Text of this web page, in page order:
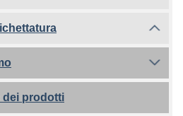
dei prodotti